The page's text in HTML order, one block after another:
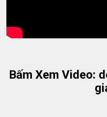
Bấm Xem Video: